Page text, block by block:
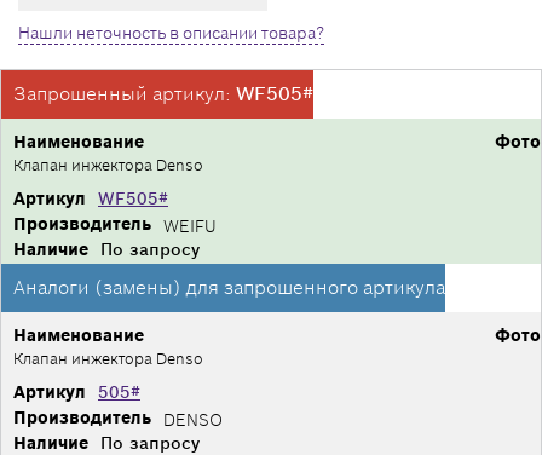
Нашли неточность в описании товара?
Запрошенный артикул: WF505#
Фото
Производитель WEIFU
Артикул WF505#
Наименование
Клапан инжектора Denso
Наличие По запросу
Аналоги (замены) для запрошенного артикула
Фото
Производитель DENSO
Артикул 505#
Наименование
Клапан инжектора Denso
Наличие По запросу